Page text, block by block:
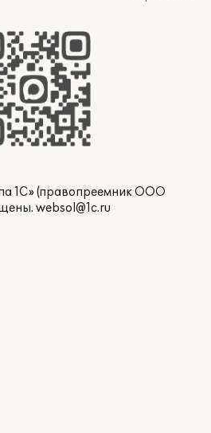
1С» (правопреемник ООО
websol@1c.ru